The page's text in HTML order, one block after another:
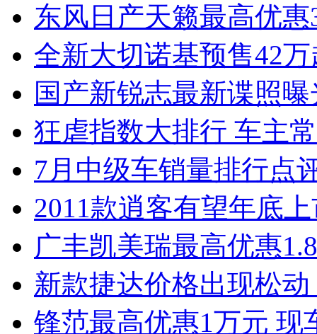
东风日产天籁最高优
全新大切诺基预售42
国产新锐志最新谍照
狂虐指数大排行 车主
7月中级车销量排行点
2011款逍客有望年底
广丰凯美瑞最高优惠
新款捷达价格出现松
锋范最高优惠1万元 现